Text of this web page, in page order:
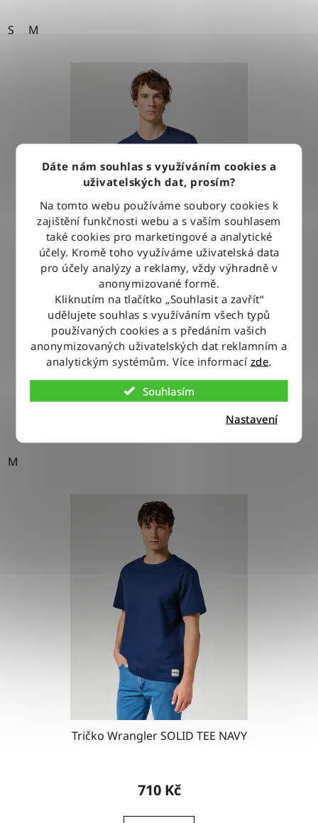
Dáte nám souhlas s využíváním cookies a
uživatelských dat, prosím?
Na tomto webu používáme soubory cookies k
zajištění funkčnosti webu a s vaším souhlasem
také cookies pro marketingové a analytické
účely. Kromě toho využíváme uživatelská data
pro účely analýzy a reklamy, vždy výhradně v
anonymizované formě.
Kliknutím na tlačítko „Souhlasit a zavřít“
udělujete souhlas s využíváním všech typů
používaných cookies a s předáním vašich
anonymizovaných uživatelských dat reklamním a
analytickým systémům. Více informací zde.
Souhlasím
Nastavení
S M
Tričko Wrangler 2PACK TEE NAVY
800 Kč
DETAIL
M
Tričko Wrangler SOLID TEE NAVY
710 Kč